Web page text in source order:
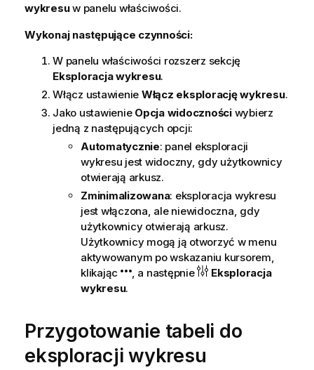
wykresuw panelu właściwości.
Wykonaj następujące czynności:
W panelu właściwości rozszerz sekcję
Eksploracja wykresu.
Włącz ustawienie Włącz eksplorację wykresu.
Jako ustawienie Opcja widocznościwybierz
jedną z następujących opcji:
Automatycznie: panel eksploracji
wykresu jest widoczny, gdy użytkownicy
otwierają arkusz.
Zminimalizowana: eksploracja wykresu
jest włączona, ale niewidoczna, gdy
użytkownicy otwierają arkusz.
Użytkownicy mogą ją otworzyć w menu
aktywowanym po wskazaniu kursorem,
klikając
, a następnie
Eksploracja
wykresu.
Przygotowanie tabeli do
eksploracji wykresu